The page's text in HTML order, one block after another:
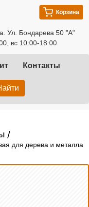
Ул. Бондарева 50 "А"
вс 10:00-18:00
Корзина
Контакты
/
для дерева и металла